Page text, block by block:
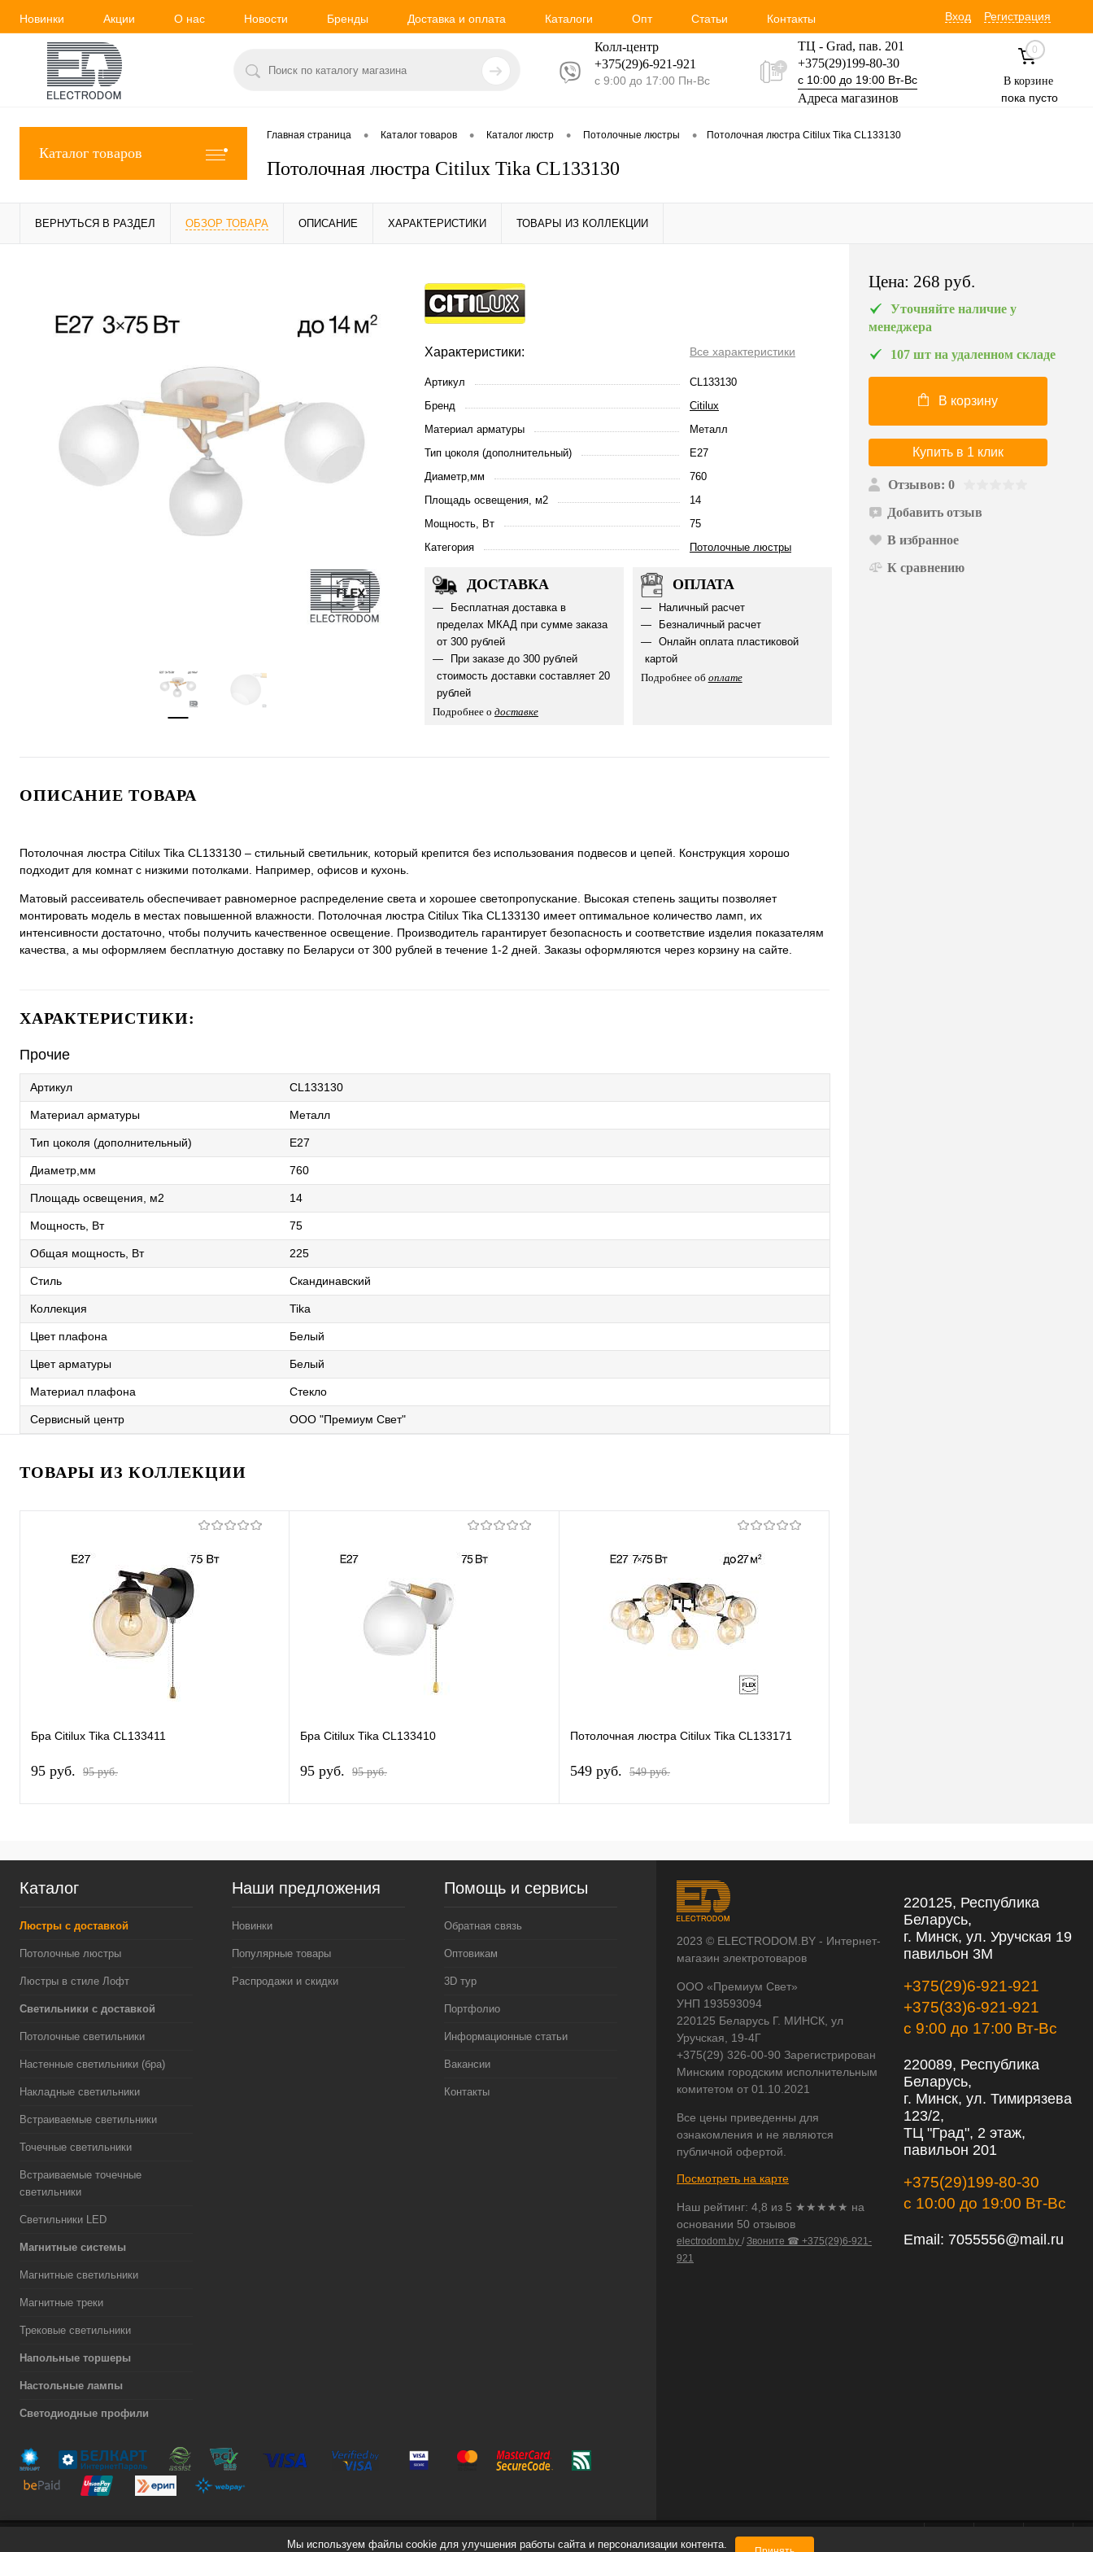
Новинки Акции О нас Новости Бренды Доставка и оплата Каталоги Опт Статьи Контакты Вход Регистрация
Колл-центр
+375(29)6-921-921
с 9:00 до 17:00 Пн-Вс
ТЦ - Grad, пав. 201
+375(29)199-80-30
с 10:00 до 19:00 Вт-Вс
Адреса магазинов
+375(29)354-30-60
0
В корзине
пока пусто
Каталог товаров
Главная страница • Каталог товаров • Каталог люстр • Потолочные люстры • Потолочная люстра Citilux Tika CL133130
Потолочная люстра Citilux Tika CL133130
ВЕРНУТЬСЯ В РАЗДЕЛ ОБЗОР ТОВАРА ОПИСАНИЕ ХАРАКТЕРИСТИКИ ТОВАРЫ ИЗ КОЛЛЕКЦИИ
Характеристики: Все характеристики
Артикул
CL133130
Бренд
Citilux
Материал арматуры
Металл
Тип цоколя (дополнительный)
E27
Диаметр,мм
760
Площадь освещения, м2
14
Мощность, Вт
75
Категория
Потолочные люстры
ДОСТАВКА
Бесплатная доставка в
пределах МКАД при сумме заказа
от 300 рублей
При заказе до 300 рублей
стоимость доставки составляет 20
рублей
Подробнее о доставке
ОПЛАТА
Наличный расчет
Безналичный расчет
Онлайн оплата пластиковой
картой
Подробнее об оплате
ОПИСАНИЕ ТОВАРА
Потолочная люстра Citilux Tika CL133130 – стильный светильник, который крепится без использования подвесов и цепей. Конструкция хорошо
подходит для комнат с низкими потолками. Например, офисов и кухонь.
Матовый рассеиватель обеспечивает равномерное распределение света и хорошее светопропускание. Высокая степень защиты позволяет
монтировать модель в местах повышенной влажности. Потолочная люстра Citilux Tika CL133130 имеет оптимальное количество ламп, их
интенсивности достаточно, чтобы получить качественное освещение. Производитель гарантирует безопасность и соответствие изделия показателям
качества, а мы оформляем бесплатную доставку по Беларуси от 300 рублей в течение 1-2 дней. Заказы оформляются через корзину на сайте.
ХАРАКТЕРИСТИКИ:
Прочие
Артикул CL133130
Материал арматуры Металл
Тип цоколя (дополнительный) E27
Диаметр,мм 760
Площадь освещения, м2 14
Мощность, Вт 75
Общая мощность, Вт 225
Стиль Скандинавский
Коллекция Tika
Цвет плафона Белый
Цвет арматуры Белый
Материал плафона Стекло
Сервисный центр ООО "Премиум Свет"
ТОВАРЫ ИЗ КОЛЛЕКЦИИ
Бра Citilux Tika CL133411
95 pуб. 95 pуб.
Бра Citilux Tika CL133410
95 pуб. 95 pуб.
Потолочная люстра Citilux Tika CL133171
549 pуб. 549 pуб.
Цена: 268 pуб.
Уточняйте наличие у
менеджера
107 шт на удаленном складе
В корзину
Купить в 1 клик
Отзывов: 0
Добавить отзыв
В избранное
К сравнению
Каталог
Люстры с доставкой
Потолочные люстры
Люстры в стиле Лофт
Светильники с доставкой
Потолочные светильники
Настенные светильники (бра)
Накладные светильники
Встраиваемые светильники
Точечные светильники
Встраиваемые точечные
светильники
Светильники LED
Магнитные системы
Магнитные светильники
Магнитные треки
Трековые светильники
Напольные торшеры
Настольные лампы
Светодиодные профили
Наши предложения
Новинки
Популярные товары
Распродажи и скидки
Помощь и сервисы
Обратная связь
Оптовикам
3D тур
Портфолио
Информационные статьи
Вакансии
Контакты
2023 © ELECTRODOM.BY - Интернет-
магазин электротоваров
ООО «Премиум Свет»
УНП 193593094
220125 Беларусь Г. МИНСК, ул
Уручская, 19-4Г
+375(29) 326-00-90 Зарегистрирован
Минским городским исполнительным
комитетом от 01.10.2021
Все цены приведенны для
ознакомления и не являются
публичной офертой.
Посмотреть на карте
Наш рейтинг: 4,8 из 5 ★★★★★ на
основании 50 отзывов
electrodom.by / Звоните ☎ +375(29)6-921-
921
220125, Республика
Беларусь,
г. Минск, ул. Уручская 19
павильон 3М
+375(29)6-921-921
+375(33)6-921-921
с 9:00 до 17:00 Вт-Вс
220089, Республика
Беларусь,
г. Минск, ул. Тимирязева
123/2,
ТЦ "Град", 2 этаж,
павильон 201
+375(29)199-80-30
с 10:00 до 19:00 Вт-Вс
Email: 7055556@mail.ru
Мы используем файлы cookie для улучшения работы сайта и персонализации контента.